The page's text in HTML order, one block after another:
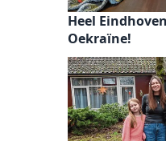
Heel
Oekraïne!